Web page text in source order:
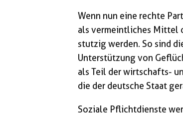
Wenn nun eine rechte
als vermeintliches Mittel
stutzig werden. So sind
Unterstützung von
als Teil der wirtschafts-
die der deutsche Staat
Soziale Pflichtdienste